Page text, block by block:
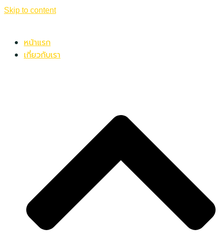
Skip to content
หน้าแรก
เกี่ยวกับเรา